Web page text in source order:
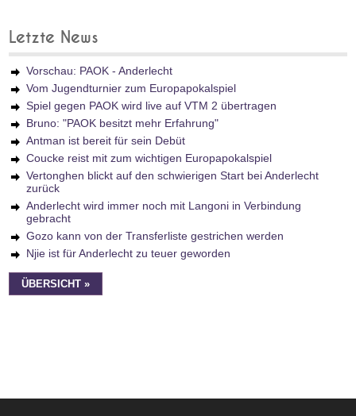
Letzte News
Vorschau: PAOK - Anderlecht
Vom Jugendturnier zum Europapokalspiel
Spiel gegen PAOK wird live auf VTM 2 übertragen
Bruno: "PAOK besitzt mehr Erfahrung"
Antman ist bereit für sein Debüt
Coucke reist mit zum wichtigen Europapokalspiel
Vertonghen blickt auf den schwierigen Start bei Anderlecht
zurück
Anderlecht wird immer noch mit Langoni in Verbindung
gebracht
Gozo kann von der Transferliste gestrichen werden
Njie ist für Anderlecht zu teuer geworden
ÜBERSICHT »